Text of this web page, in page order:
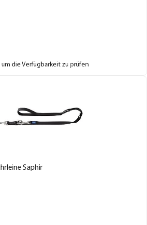
um die Verfügbarkeit zu prüfen
Saphir